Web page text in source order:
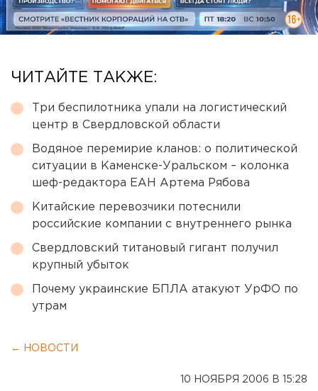
ЧИТАЙТЕ ТАКЖЕ:
Три беспилотника упали на логистический
центр в Свердловской области
Водяное перемирие кланов: о политической
ситуации в Каменске-Уральском – колонка
шеф-редактора ЕАН Артема Рябова
Китайские перевозчики потеснили
российские компании с внутреннего рынка
Свердловский титановый гигант получил
крупный убыток
Почему украинские БПЛА атакуют УрФО по
утрам
← НОВОСТИ
10 НОЯБРЯ 2006 В 15:28